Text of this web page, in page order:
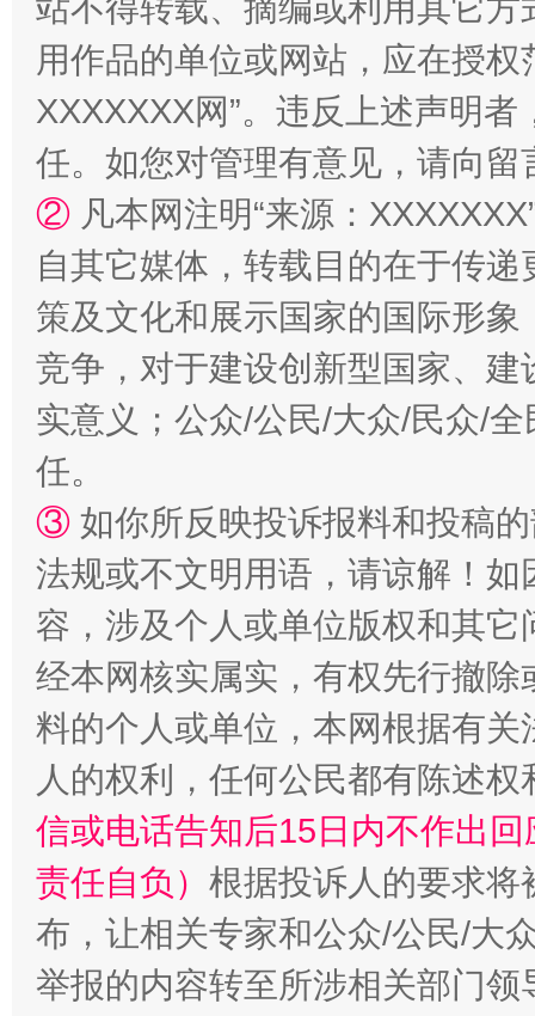
扯下公款旅游的“隐身衣” 如何以
“蜀中异人”王建安的艺术幻境
站不得转载、摘编或利用其它
用作品的单位或网站，应在授
XXXXXXX网”。违反上述声明
任。如您对管理有意见，请向
② 凡本网注明“来源：
自其它媒体，转载目的在于传
策及文化和展示国家的国际形
竞争，对于建设创新型国家、
实意义；公众/公民/大众/民众/
任。
③ 如你所反映投诉报料和投稿
法规或不文明用语，请谅解！
容，涉及个人或单位版权和其它
经本网核实属实，有权先行撤
料的个人或单位，本网根据有
人的权利，任何公民都有陈述
信或电话告知后15日内不作出
责任自负） 根据投诉人的要求将
布，让相关专家和公众/公民/大
举报的内容转至所涉相关部门